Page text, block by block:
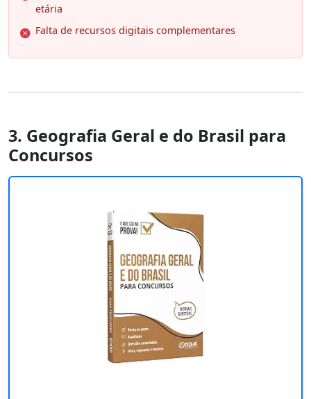
etária
Falta de recursos digitais complementares
3. Geografia Geral e do Brasil para
Concursos